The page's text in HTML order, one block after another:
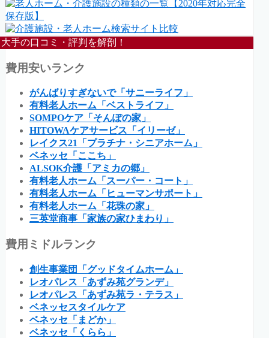
大手の口コミ・評判を解剖！
費用安いランク
がんばりすぎないで「サニーライフ」
有料老人ホーム「ベストライフ」
SOMPOケア「そんぽの家」
HITOWAケアサービス「イリーゼ」
レイクス21「プラチナ・シニアホーム」
ベネッセ「ここち」
ALSOK介護「アミカの郷」
有料老人ホーム「スーパー・コート」
有料老人ホーム「ヒューマンサポート」
有料老人ホーム「花珠の家」
三英堂商事「家族の家ひまわり」
費用ミドルランク
創生事業団「グッドタイムホーム」
レオパレス「あずみ苑グランデ」
レオパレス「あずみ苑ラ・テラス」
ベネッセスタイルケア
ベネッセ「まどか」
ベネッセ「くらら」